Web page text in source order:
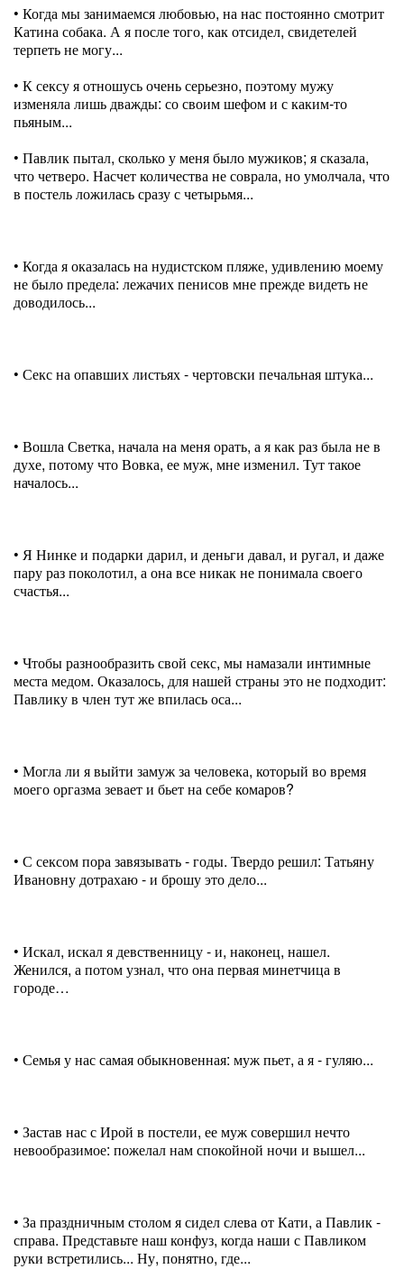
• Когда мы занимаемся любовью, на нас постоянно смотрит
Катина собака. А я после того, как отсидел, свидетелей
терпеть не могу...
• К сексу я отношусь очень серьезно, поэтому мужу
изменяла лишь дважды: со своим шефом и с каким-то
пьяным...
• Павлик пытал, сколько у меня было мужиков; я сказала,
что четверо. Насчет количества не соврала, но умолчала, что
в постель ложилась сразу с четырьмя...
• Когда я оказалась на нудистском пляже, удивлению моему
не было предела: лежачих пенисов мне прежде видеть не
доводилось...
• Секс на опавших листьях - чертовски печальная штука...
• Вошла Светка, начала на меня орать, а я как раз была не в
духе, потому что Вовка, ее муж, мне изменил. Тут такое
началось...
• Я Нинке и подарки дарил, и деньги давал, и ругал, и даже
пару раз поколотил, а она все никак не понимала своего
счастья...
• Чтобы разнообразить свой секс, мы намазали интимные
места медом. Оказалось, для нашей страны это не подходит:
Павлику в член тут же впилась оса...
• Могла ли я выйти замуж за человека, который во время
моего оргазма зевает и бьет на себе комаров?
• С сексом пора завязывать - годы. Твердо решил: Татьяну
Ивановну дотрахаю - и брошу это дело...
• Искал, искал я девственницу - и, наконец, нашел.
Женился, а потом узнал, что она первая минетчица в
городе…
• Семья у нас самая обыкновенная: муж пьет, а я - гуляю...
• Застав нас с Ирой в постели, ее муж совершил нечто
невообразимое: пожелал нам спокойной ночи и вышел...
• За праздничным столом я сидел слева от Кати, а Павлик -
справа. Представьте наш конфуз, когда наши с Павликом
руки встретились... Ну, понятно, где...